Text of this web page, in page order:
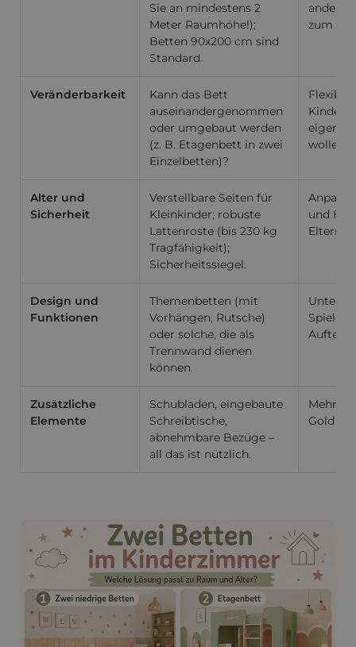
Sie an mindestens 2
Meter Raumhöhe!);
Betten 90x200 cm sind
Standard.
andere
zum
Veränderbarkeit
Kann das Bett
auseinandergenommen
oder umgebaut werden
(z. B. Etagenbett in zwei
Einzelbetten)?
Kinder
eigene
wollen.
Alter und
Sicherheit
Verstellbare Seiten für
Kleinkinder; robuste
Lattenroste (bis 230 kg
Tragfähigkeit);
Sicherheitssiegel.
und
Eltern.
Design und
Funktionen
Themenbetten (mit
Vorhängen, Rutsche)
oder solche, die als
Trennwand dienen
können.
Spielen
Zusätzliche
Elemente
Schubladen, eingebaute
Schreibtische,
abnehmbare Bezüge –
all das ist nützlich.
Mehr
Gold